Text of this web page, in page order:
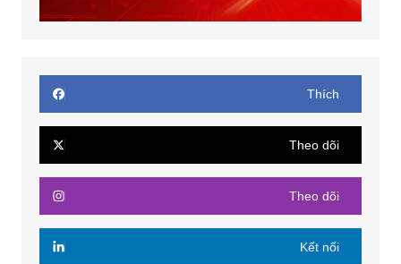
Thích
Theo dõi
Theo dõi
Kết nối